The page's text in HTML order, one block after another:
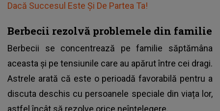
Dacă Succesul Este Și De Partea Ta!
Berbecii rezolvă problemele din familie
Berbecii se concentrează pe familie săptămâna
aceasta și pe tensiunile care au apărut între cei dragi.
Astrele arată că este o perioadă favorabilă pentru a
discuta deschis cu persoanele speciale din viața lor,
astfel încât să rezolve orice neînțelegere.